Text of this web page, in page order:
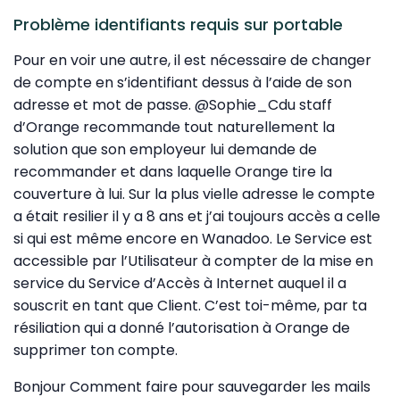
Problème identifiants requis sur portable
Pour en voir une autre, il est nécessaire de changer
de compte en s’identifiant dessus à l’aide de son
adresse et mot de passe. @Sophie_Cdu staff
d’Orange recommande tout naturellement la
solution que son employeur lui demande de
recommander et dans laquelle Orange tire la
couverture à lui. Sur la plus vielle adresse le compte
a était resilier il y a 8 ans et j’ai toujours accès a celle
si qui est même encore en Wanadoo. Le Service est
accessible par l’Utilisateur à compter de la mise en
service du Service d’Accès à Internet auquel il a
souscrit en tant que Client. C’est toi-même, par ta
résiliation qui a donné l’autorisation à Orange de
supprimer ton compte.
Bonjour Comment faire pour sauvegarder les mails